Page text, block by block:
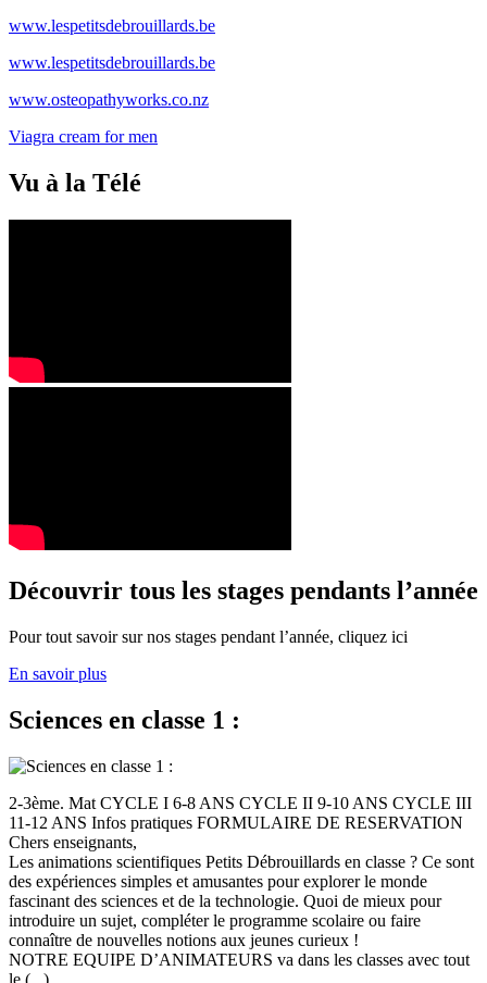
www.lespetitsdebrouillards.be
www.lespetitsdebrouillards.be
www.osteopathyworks.co.nz
Viagra cream for men
Vu à la Télé
Découvrir tous les stages pendants l’année
Pour tout savoir sur nos stages pendant l’année, cliquez ici
En savoir plus
Sciences en classe 1 :
2-3ème. Mat CYCLE I 6-8 ANS CYCLE II 9-10 ANS CYCLE III
11-12 ANS Infos pratiques FORMULAIRE DE RESERVATION
Chers enseignants,
Les animations scientifiques Petits Débrouillards en classe ? Ce sont
des expériences simples et amusantes pour explorer le monde
fascinant des sciences et de la technologie. Quoi de mieux pour
introduire un sujet, compléter le programme scolaire ou faire
connaître de nouvelles notions aux jeunes curieux !
NOTRE EQUIPE D’ANIMATEURS va dans les classes avec tout
le (...)